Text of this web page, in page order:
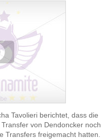
Tavolieri berichtet, dass die
von Dendoncker noch
Transfers freigemacht hatten.